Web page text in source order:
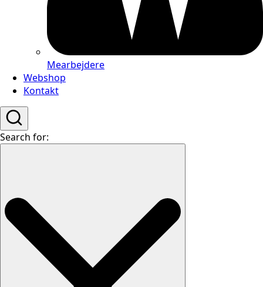
Mearbejdere
Webshop
Kontakt
Search for: